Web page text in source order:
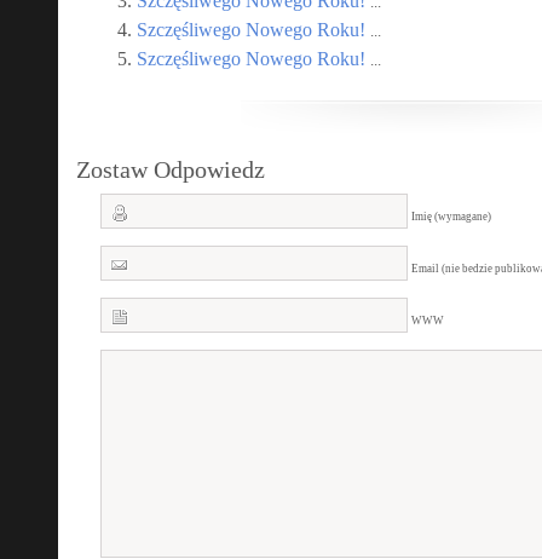
Szczęśliwego Nowego Roku! ...
Szczęśliwego Nowego Roku! ...
Zostaw Odpowiedz
Imię (wymagane)
Email (nie bedzie
WWW